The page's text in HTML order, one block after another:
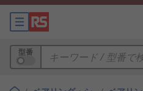
型番